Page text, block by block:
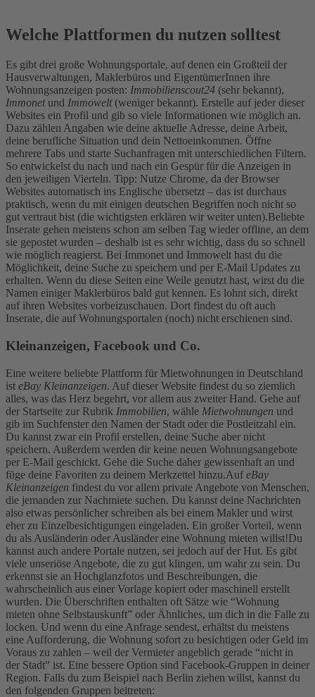
Welche Plattformen du nutzen solltest
Es gibt drei große Wohnungsportale, auf denen ein Großteil der
Hausverwaltungen, Maklerbüros und EigentümerInnen ihre
Wohnungsanzeigen posten: Immobilienscout24 (sehr bekannt),
Immonetund Immowelt(weniger bekannt). Erstelle auf jeder dieser
Websites ein Profil und gib so viele Informationen wie möglich an.
Dazu zählen Angaben wie deine aktuelle Adresse, deine Arbeit,
deine berufliche Situation und dein Nettoeinkommen. Öffne
mehrere Tabs und starte Suchanfragen mit unterschiedlichen Filtern.
So entwickelst du nach und nach ein Gespür für die Anzeigen in
den jeweiligen Vierteln. Tipp: Nutze Chrome, da der Browser
Websites automatisch ins Englische übersetzt – das ist durchaus
praktisch, wenn du mit einigen deutschen Begriffen noch nicht so
gut vertraut bist (die wichtigsten erklären wir weiter unten).Beliebte
Inserate gehen meistens schon am selben Tag wieder offline, an dem
sie gepostet wurden – deshalb ist es sehr wichtig, dass du so schnell
wie möglich reagierst. Bei Immonet und Immowelt hast du die
Möglichkeit, deine Suche zu speichern und per E-Mail Updates zu
erhalten. Wenn du diese Seiten eine Weile genutzt hast, wirst du die
Namen einiger Maklerbüros bald gut kennen. Es lohnt sich, direkt
auf ihren Websites vorbeizuschauen. Dort findest du oft auch
Inserate, die auf Wohnungsportalen (noch) nicht erschienen sind.
Kleinanzeigen, Facebook und Co.
Eine weitere beliebte Plattform für Mietwohnungen in Deutschland
ist eBay Kleinanzeigen. Auf dieser Website findest du so ziemlich
alles, was das Herz begehrt, vor allem aus zweiter Hand. Gehe auf
der Startseite zur Rubrik Immobilien, wähle Mietwohnungen und
gib im Suchfenster den Namen der Stadt oder die Postleitzahl ein.
Du kannst zwar ein Profil erstellen, deine Suche aber nicht
speichern. Außerdem werden dir keine neuen Wohnungsangebote
per E-Mail geschickt. Gehe die Suche daher gewissenhaft an und
füge deine Favoriten zu deinem Merkzettel hinzu.Auf eBay
Kleinanzeigen findest du vor allem private Angebote von Menschen,
die jemanden zur Nachmiete suchen. Du kannst deine Nachrichten
also etwas persönlicher schreiben als bei einem Makler und wirst
eher zu Einzelbesichtigungen eingeladen. Ein großer Vorteil, wenn
du als Ausländerin oder Ausländer eine Wohnung mieten willst!Du
kannst auch andere Portale nutzen, sei jedoch auf der Hut. Es gibt
viele unseriöse Angebote, die zu gut klingen, um wahr zu sein. Du
erkennst sie an Hochglanzfotos und Beschreibungen, die
wahrscheinlich aus einer Vorlage kopiert oder maschinell erstellt
wurden. Die Überschriften enthalten oft Sätze wie “Wohnung
mieten ohne Selbstauskunft” oder Ähnliches, um dich in die Falle zu
locken. Und wenn du eine Anfrage sendest, erhältst du meistens
eine Aufforderung, die Wohnung sofort zu besichtigen oder Geld im
Voraus zu zahlen – weil der Vermieter angeblich gerade “nicht in
der Stadt” ist. Eine bessere Option sind Facebook-Gruppen in deiner
Region. Falls du zum Beispiel nach Berlin ziehen willst, kannst du
den folgenden Gruppen beitreten: